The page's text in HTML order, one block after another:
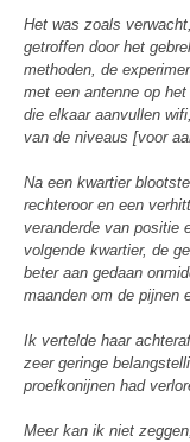
Het was zoals
getroffen door het
methoden, de
met een antenne op
die elkaar aanvullen
van de niveaus [voor
Na een kwartier
rechteroor en een
veranderde van positie
volgende kwartier, de
beter aan gedaan
maanden om de pijnen
Ik vertelde haar
zeer geringe
proefkonijnen had
Meer kan ik niet